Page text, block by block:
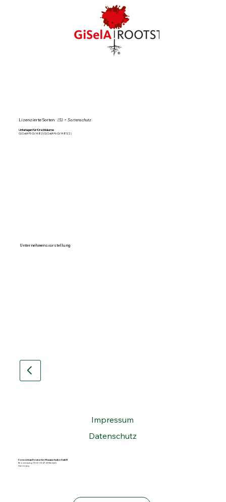
Lizenzierte Sorten(S) = Sortenschutz
Unterlagen für Kirschbäume:
GiSelA®5 Gi 1482 | GiSelA®6 Gi 1481(S)
Unternehmensvorstellung
Consortium Deutscher Baumschulen GmbH
Brooksweg 13 | D-25474 Ellerbek
Germany
Impressum
Datenschutz